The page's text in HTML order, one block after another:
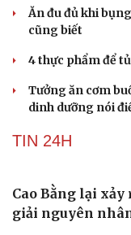
Mâm xôi đỏ:
đáng kinh ngạc
Tin vui bất ngờ
Ăn đu đủ khi
cũng biết